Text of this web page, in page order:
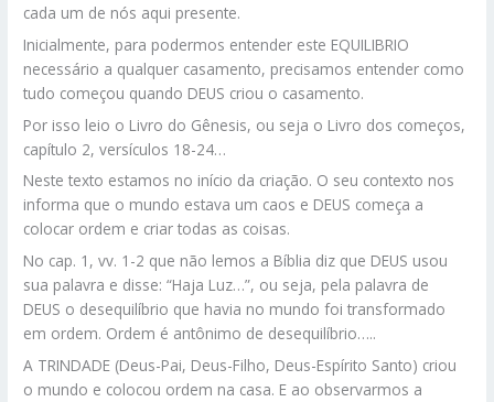
cada um de nós aqui presente.
Inicialmente, para podermos entender este EQUILIBRIO
necessário a qualquer casamento, precisamos entender como
tudo começou quando DEUS criou o casamento.
Por isso leio o Livro do Gênesis, ou seja o Livro dos começos,
capítulo 2, versículos 18-24…
Neste texto estamos no início da criação. O seu contexto nos
informa que o mundo estava um caos e DEUS começa a
colocar ordem e criar todas as coisas.
No cap. 1, vv. 1-2 que não lemos a Bíblia diz que DEUS usou
sua palavra e disse: “Haja Luz…”, ou seja, pela palavra de
DEUS o desequilíbrio que havia no mundo foi transformado
em ordem. Ordem é antônimo de desequilíbrio…..
A TRINDADE (Deus-Pai, Deus-Filho, Deus-Espírito Santo) criou
o mundo e colocou ordem na casa. E ao observarmos a